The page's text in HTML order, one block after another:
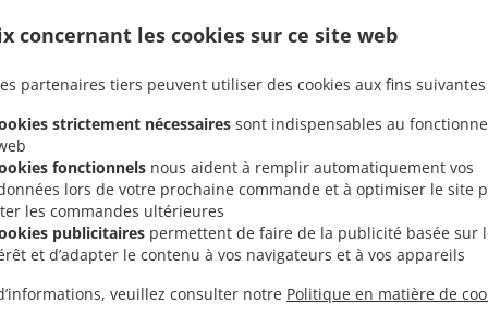
concernant les cookies sur ce site web
partenaires tiers peuvent utiliser des cookies aux fins suivantes
strictement nécessaires sont indispensables au
fonctionnels nous aident à remplir automatiquement vos
lors de votre prochaine commande et à optimiser le site
les commandes ultérieures
publicitaires permettent de faire de la publicité basée sur
et d’adapter le contenu à vos navigateurs et à vos appareils
veuillez consulter notre Politique en matière de
Avec Livraison En
près de Zinnik Thieusies et sommes ravis de prendre
menu interactif en ligne et de passer votre commande
confirmer votre commande et vous donner l'heure